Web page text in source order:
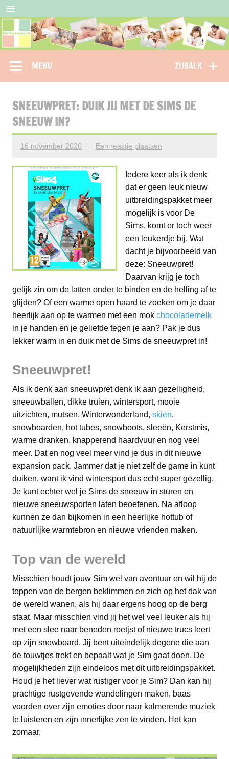
naar
inhoud
Oudersenzo
ZIJBALK
MENU
SNEEUWPRET: DUIK JIJ MET DE SIMS DE
SNEEUW IN?
16 november 2020 Een reactie plaatsen
Iedere keer als ik denk
dat er geen leuk nieuw
uitbreidingspakket meer
mogelijk is voor De
Sims, komt er toch weer
een leukerdje bij. Wat
dacht je bijvoorbeeld van
deze: Sneeuwpret!
Daarvan krijg je toch
gelijk zin om de latten onder te binden en de helling af te
glijden? Of een warme open haard te zoeken om je daar
heerlijk aan op te warmen met een mok chocolademelk
in je handen en je geliefde tegen je aan? Pak je dus
lekker warm in en duik met de Sims de sneeuwpret in!
Sneeuwpret!
Als ik denk aan sneeuwpret denk ik aan gezelligheid,
sneeuwballen, dikke truien, wintersport, mooie
uitzichten, mutsen, Winterwonderland, skien,
snowboarden, hot tubes, snowboots, sleeën, Kerstmis,
warme dranken, knapperend haardvuur en nog veel
meer. Dat en nog veel meer vind je dus in dit nieuwe
expansion pack. Jammer dat je niet zelf de game in kunt
duiken, want ik vind wintersport dus echt super gezellig.
Je kunt echter wel je Sims de sneeuw in sturen en
nieuwe sneeuwsporten laten beoefenen. Na afloop
kunnen ze dan bijkomen in een heerlijke hottub of
natuurlijke warmtebron en nieuwe vrienden maken.
Top van de wereld
Misschien houdt jouw Sim wel van avontuur en wil hij de
toppen van de bergen beklimmen en zich op het dak van
de wereld wanen, als hij daar ergens hoog op de berg
staat. Maar misschien vind jij het wel veel leuker als hij
met een slee naar beneden roetjst of nieuwe trucs leert
op zijn snowboard. Jij bent uiteindelijk degene die aan
de touwtjes trekt en bepaalt wat je Sim gaat doen. De
mogelijkheden zijn eindeloos met dit uitbreidingspakket.
Houd je het liever wat rustiger voor je Sim? Dan kan hij
prachtige rustgevende wandelingen maken, baas
voorden over zijn emoties door naar kalmerende muziek
te luisteren en zijn innerlijke zen te vinden. Het kan
zomaar.